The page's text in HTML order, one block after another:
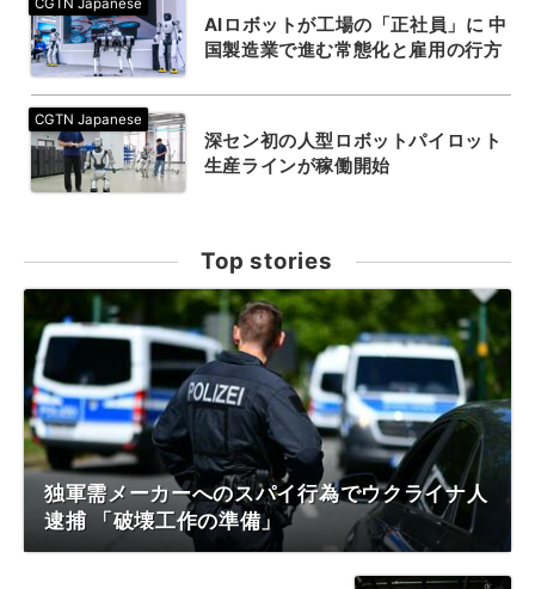
AIロボットが工場の「正社員」に 中
国製造業で進む常態化と雇用の行方
深セン初の人型ロボットパイロット
生産ラインが稼働開始
Top stories
独軍需メーカーへのスパイ行為でウクライナ人
逮捕 「破壊工作の準備」